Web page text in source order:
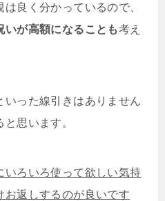
良く分かっているので、
いが高額になることも考え
いった線引きはありません
思います。
いろいろ使って欲しい気持
お返しするのが良いです